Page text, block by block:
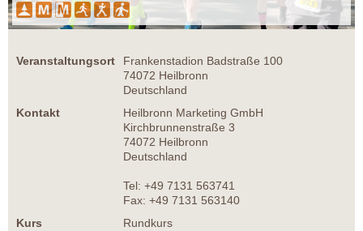
Veranstaltungsort
Frankenstadion Badstraße 100
74072 Heilbronn
Deutschland
Kontakt
Heilbronn Marketing GmbH
Kirchbrunnenstraße 3
74072 Heilbronn
Deutschland
Tel: +49 7131 563741
Fax: +49 7131 563140
Kurs
Rundkurs